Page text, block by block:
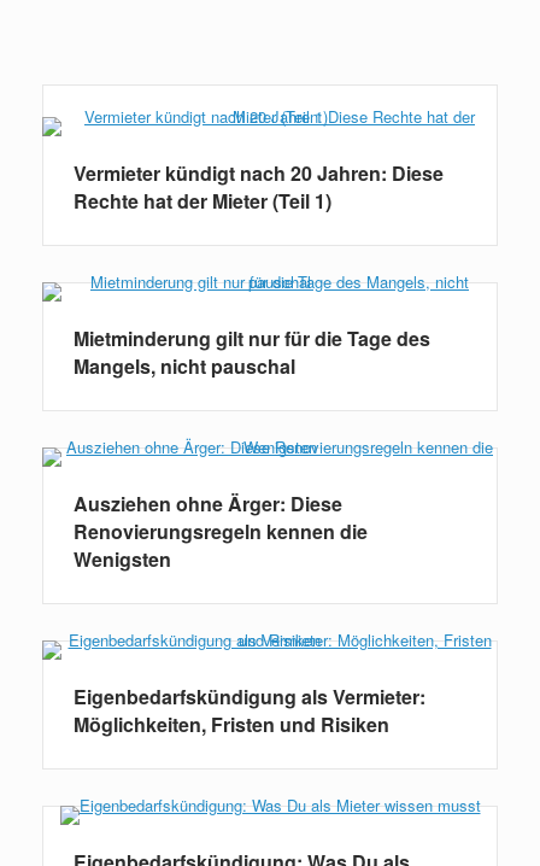
Vermieter kündigt nach 20 Jahren: Diese
Rechte hat der Mieter (Teil 1)
Mietminderung gilt nur für die Tage des
Mangels, nicht pauschal
Ausziehen ohne Ärger: Diese
Renovierungsregeln kennen die
Wenigsten
Eigenbedarfskündigung als Vermieter:
Möglichkeiten, Fristen und Risiken